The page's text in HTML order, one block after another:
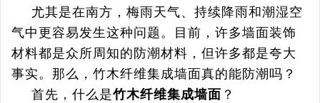
尤其是在南方，梅雨天气、持续降雨和潮湿空
气中更容易发生这种问题。目前，许多墙面装饰
材料都是众所周知的防潮材料，但许多都是夸大
事实。那么，竹木纤维集成墙面真的能防潮吗？
首先，什么是竹木纤维集成墙面 ？